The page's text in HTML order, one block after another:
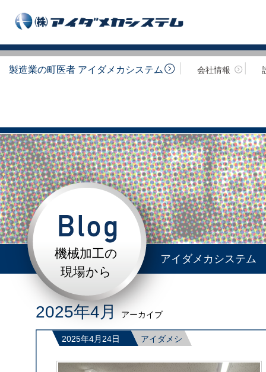
製造業の町医者 アイダメカシステム 会社情報
機械加工の
現場から
アイダメカシステム
2025年4月アーカイブ
2025年4月24日 アイダメシ